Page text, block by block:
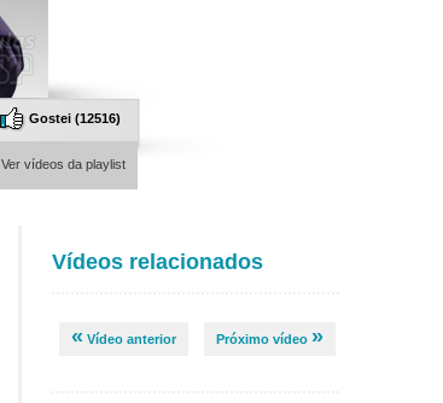
Gostei (12516)
Ver vídeos da playlist
Vídeos relacionados
« Vídeo anterior Próximo vídeo »